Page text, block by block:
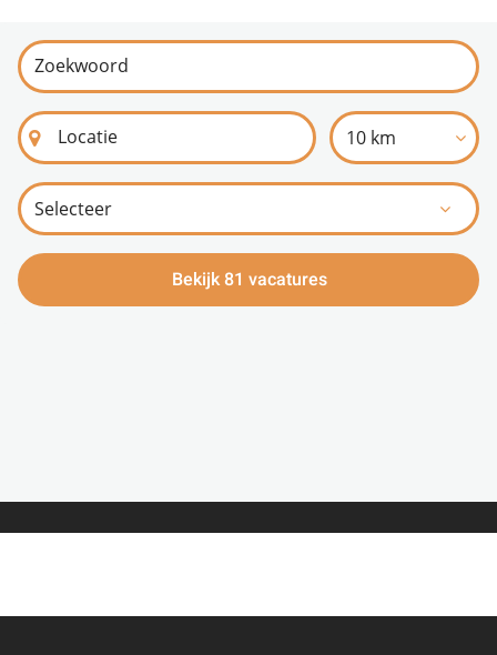
10 km
Bekijk 81 vacatures